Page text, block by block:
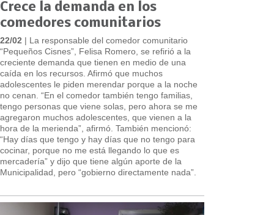
Crece la demanda en los
comedores comunitarios
22/02 | La responsable del comedor comunitario
“Pequeños Cisnes”, Felisa Romero, se refirió a la
creciente demanda que tienen en medio de una
caída en los recursos. Afirmó que muchos
adolescentes le piden merendar porque a la noche
no cenan. “En el comedor también tengo familias,
tengo personas que viene solas, pero ahora se me
agregaron muchos adolescentes, que vienen a la
hora de la merienda”, afirmó. También mencionó:
“Hay días que tengo y hay días que no tengo para
cocinar, porque no me está llegando lo que es
mercadería” y dijo que tiene algún aporte de la
Municipalidad, pero “gobierno directamente nada”.